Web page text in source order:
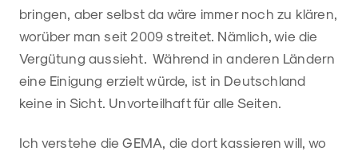
bringen, aber selbst da wäre immer noch zu klären,
worüber man seit 2009 streitet. Nämlich, wie die
Vergütung aussieht. Während in anderen Ländern
eine Einigung erzielt würde, ist in Deutschland
keine in Sicht. Unvorteilhaft für alle Seiten.
Ich verstehe die GEMA, die dort kassieren will, wo